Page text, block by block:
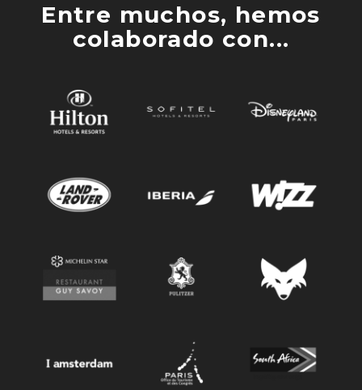
Entre muchos, hemos
colaborado con...